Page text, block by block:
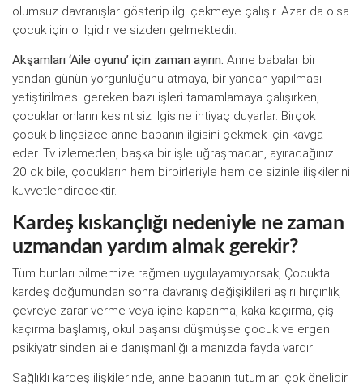
olumsuz davranışlar gösterip ilgi çekmeye çalışır. Azar da olsa
çocuk için o ilgidir ve sizden gelmektedir.
Akşamları ‘Aile oyunu’ için zaman ayırın. Anne babalar bir
yandan günün yorgunluğunu atmaya, bir yandan yapılması
yetiştirilmesi gereken bazı işleri tamamlamaya çalışırken,
çocuklar onların kesintisiz ilgisine ihtiyaç duyarlar. Birçok
çocuk bilinçsizce anne babanın ilgisini çekmek için kavga
eder. Tv izlemeden, başka bir işle uğraşmadan, ayıracağınız
20 dk bile, çocukların hem birbirleriyle hem de sizinle ilişkilerini
kuvvetlendirecektir.
Kardeş kıskançlığı nedeniyle ne zaman
uzmandan yardım almak gerekir?
Tüm bunları bilmemize rağmen uygulayamıyorsak, Çocukta
kardeş doğumundan sonra davranış değişiklileri aşırı hırçınlık,
çevreye zarar verme veya içine kapanma, kaka kaçırma, çiş
kaçırma başlamış, okul başarısı düşmüşse çocuk ve ergen
psikiyatrisinden aile danışmanlığı almanızda fayda vardır
Sağlıklı kardeş ilişkilerinde, anne babanın tutumları çok önelidir.